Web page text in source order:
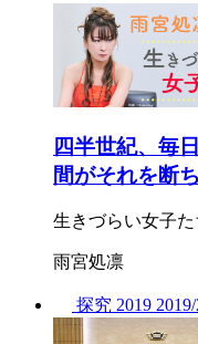
四半世紀、毎
間がそれを断
生きづらい女子
雨宮処凛
探究 2019 2019/